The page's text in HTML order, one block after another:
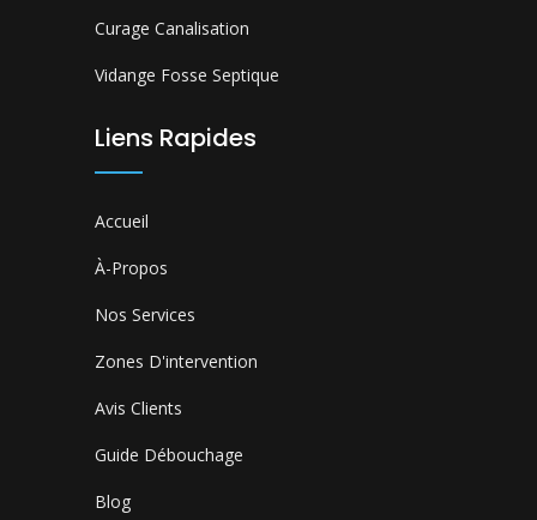
Curage Canalisation
Vidange Fosse Septique
Liens Rapides
Accueil
À-Propos
Nos Services
Zones D'intervention
Avis Clients
Guide Débouchage
Blog